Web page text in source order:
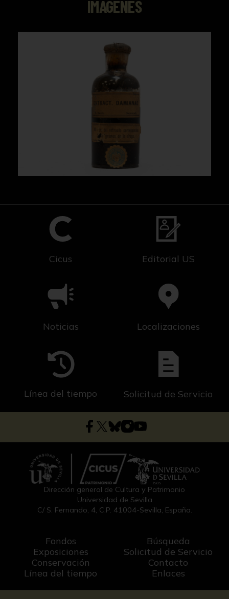
IMÁGENES
Cicus Editorial US
Noticias Localizaciones
Línea del tiempo Solicitud de Servicio
Dirección general de Cultura y Patrimonio
Universidad de Sevilla
C/ S. Fernando, 4, C.P. 41004-Sevilla, España.
Fondos
Exposiciones
Conservación
Línea del tiempo
Búsqueda
Solicitud de Servicio
Contacto
Enlaces